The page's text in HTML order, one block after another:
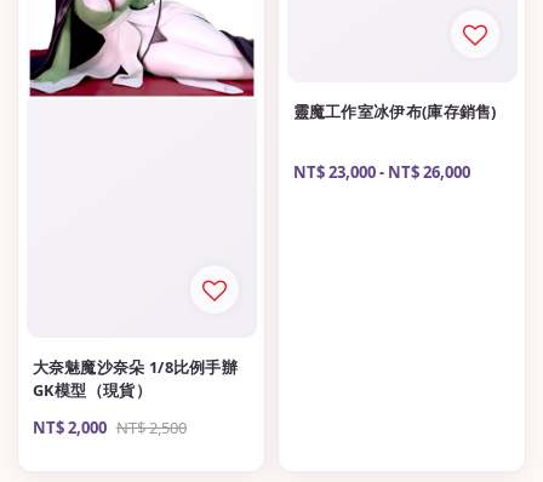
大奈魅魔沙奈朵 1/8比例手辦
GK模型（現貨）
Sale
NT$ 2,000 Regular
NT$ 2,500
靈魔工作室冰伊布(庫存銷售)
Regular
NT$ 23,000- NT$ 26,000